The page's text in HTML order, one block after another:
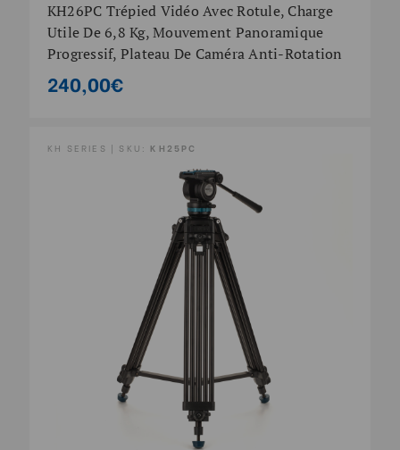
KH26PC Trépied Vidéo Avec Rotule, Charge
Utile De 6,8 Kg, Mouvement Panoramique
Progressif, Plateau De Caméra Anti-Rotation
240,00€
KH SERIES | SKU: KH25PC